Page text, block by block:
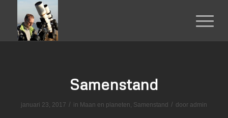
Samenstand
januari 23, 2017 / in Maan en planeten, Samenstand / door admin